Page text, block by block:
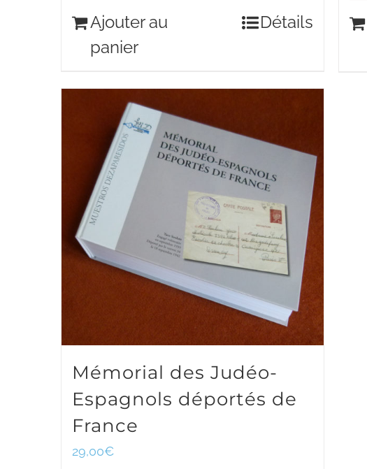
Ajouter au
panier
Détails
Mémorial des Judéo-
Espagnols déportés de
France
29,00€